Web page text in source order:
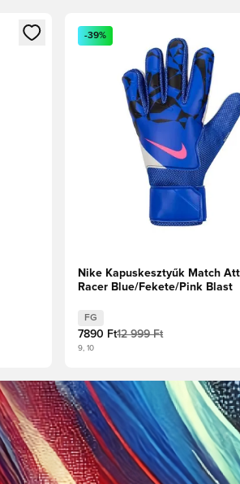
vagy a tagként való
Megnyit egy modált a
-39%
Nike Kapuskesztyűk Match
Racer Blue/Fekete/Pink Blast
FG
7890 Ft12 999 Ft
9, 10